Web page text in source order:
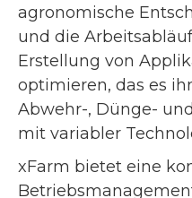
agronomische
und die
Erstellung von
optimieren, das es
Abwehr-, Dünge-
mit variabler
xFarm bietet eine